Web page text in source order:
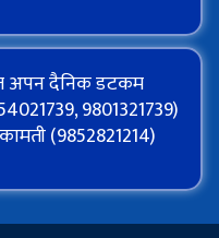
अपन दैनिक डटकम
9801321739)
(9852821214)